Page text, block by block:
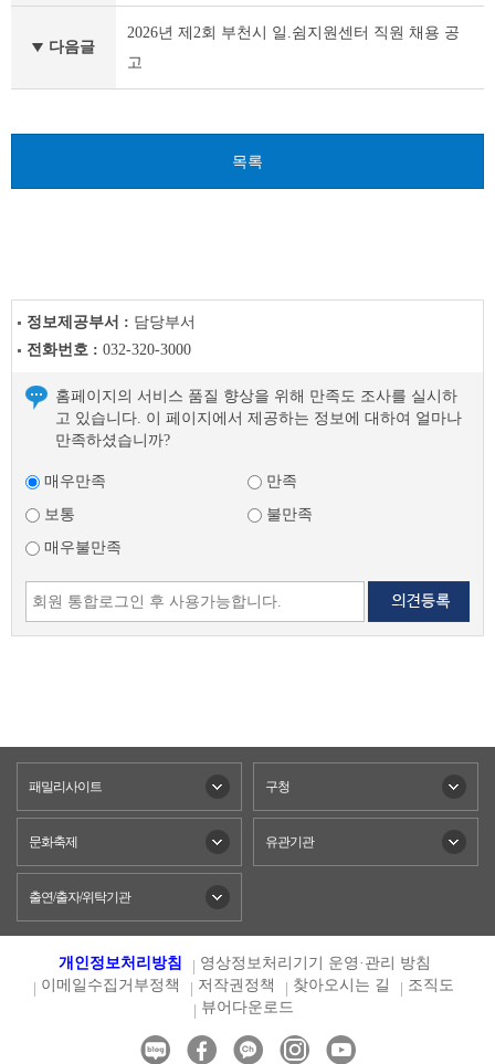
(채
시
다음글
2026년 제2회 부천시 일.쉼지원센터 직원 채용 공
고
목록
정보제공부서 : 담당부서
전화번호 : 032-320-3000
홈페이지의 서비스 품질 향상을 위해 만족도 조사를 실시하
고 있습니다. 이 페이지에서 제공하는 정보에 대하여 얼마나
만족하셨습니까?
매우만족
만족
보통
불만족
매우불만족
패밀리사이트 구청
문화축제 유관기관
출연/출자/위탁기관
개인정보처리방침
영상정보처리기기 운영·관리 방침
이메일수집거부정책
저작권정책 찾아오시는 길
조직도
뷰어다운로드